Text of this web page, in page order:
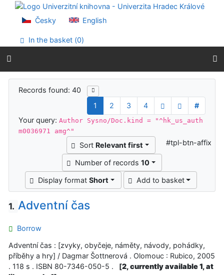
Go to content
Go to menu
Accessibility declaration
Česky English
In the basket (0)
Search results
Records found: 40
1
2 3 4
#
Your query:Author Sysno/Doc.kind = "^hk_us_auth
m0036971 amg^"
Sort Relevant first
Number of records 10
Display formatShort Add to basket
#tpl-btn-affix
1. Adventní čas
Borrow
Adventní čas : [zvyky, obyčeje, náměty, návody, pohádky,
příběhy a hry] / Dagmar Šottnerová . Olomouc : Rubico, 2005
. 118 s . ISBN 80-7346-050-5 .
[2, currently available 1, at